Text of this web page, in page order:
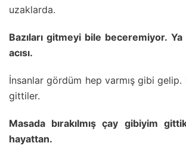
uzaklarda.
Bazıları gitmeyi bile beceremiyor. Ya
acısı.
İnsanlar gördüm hep varmış gibi
gittiler.
Masada bırakılmış çay gibiyim
hayattan.